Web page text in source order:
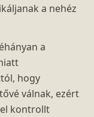
a nehéz
a
hogy
válnak, ezért
kontrollt